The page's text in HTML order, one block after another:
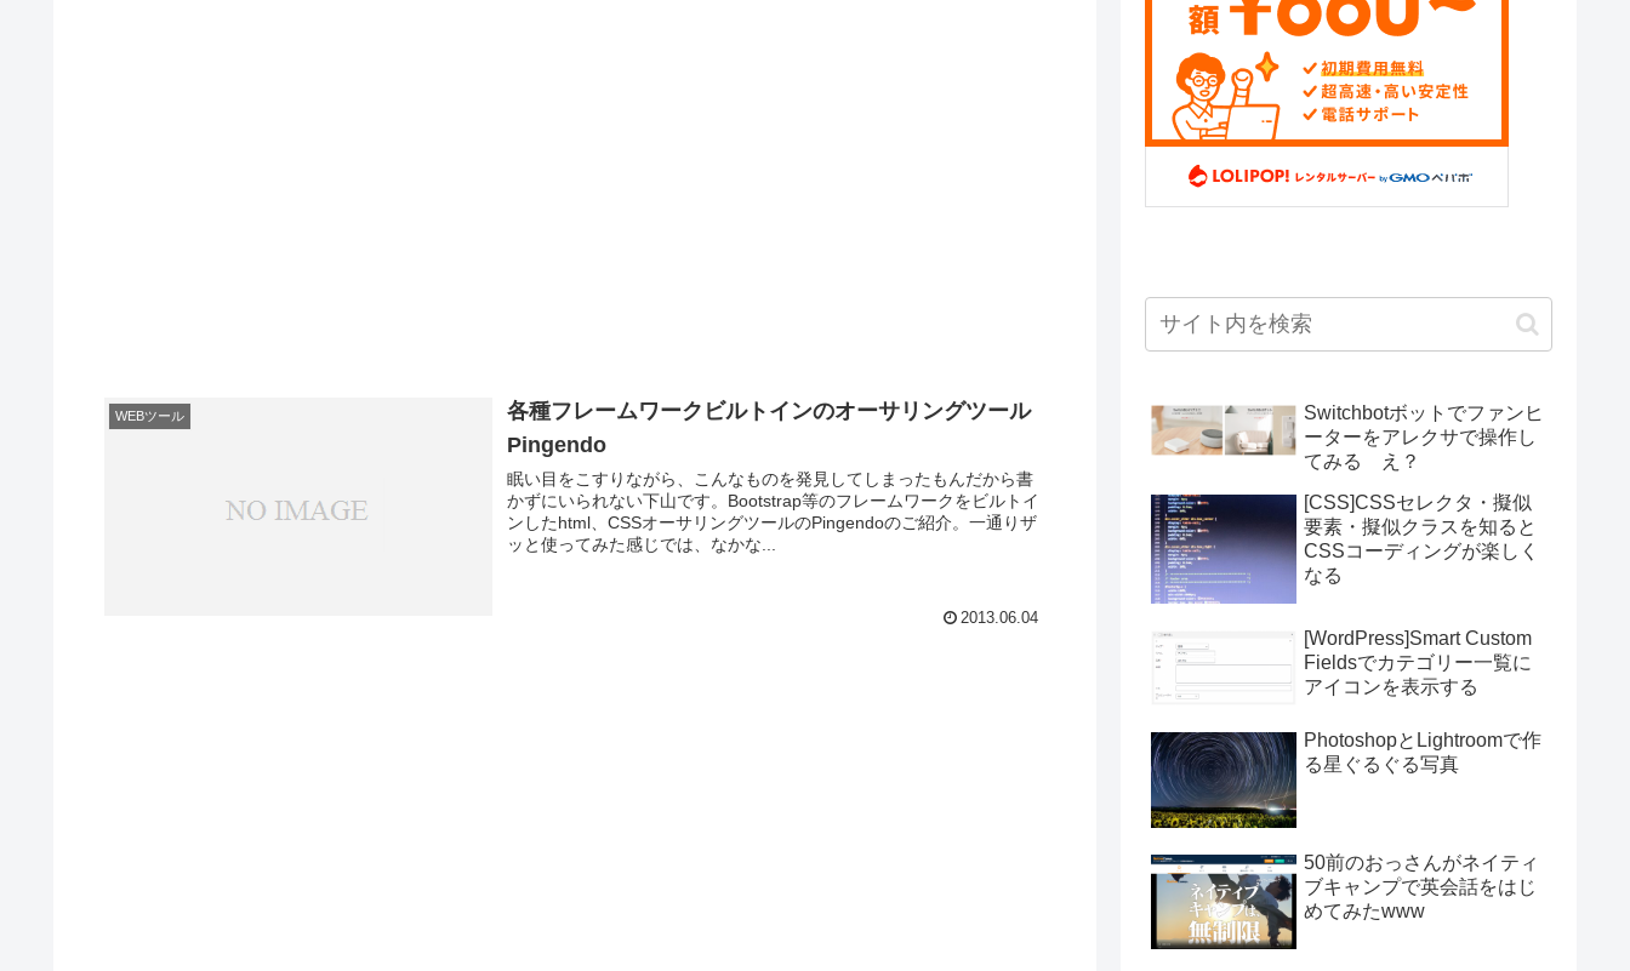
WEBツール
各種フレームワークビルトインのオーサリングツール
Pingendo
眠い目をこすりながら、こんなものを発見してしまったもんだから書
かずにいられない下山です。Bootstrap等のフレームワークをビルトイ
ンしたhtml、CSSオーサリングツールのPingendoのご紹介。一通りザ
ッと使ってみた感じでは、なかな...
2013.06.04
Switchbotボットでファンヒ
ーターをアレクサで操作し
てみる え？
[CSS]CSSセレクタ・擬似
要素・擬似クラスを知ると
CSSコーディングが楽しく
なる
[WordPress]Smart Custom
Fieldsでカテゴリー一覧に
アイコンを表示する
PhotoshopとLightroomで作
る星ぐるぐる写真
50前のおっさんがネイティ
ブキャンプで英会話をはじ
めてみたwww